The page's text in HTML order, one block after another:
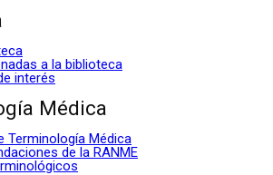
a la biblioteca
interés
Médica
Terminología Médica
de la RANME